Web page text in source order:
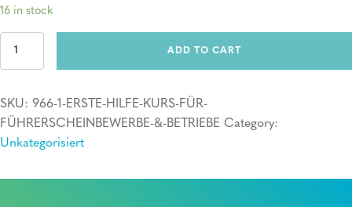
16 in stock
Erste
ADD TO CART
SKU: 966-1-ERSTE-HILFE-KURS-FÜR-
FÜHRERSCHEINBEWERBE-&-BETRIEBE Category:
Unkategorisiert